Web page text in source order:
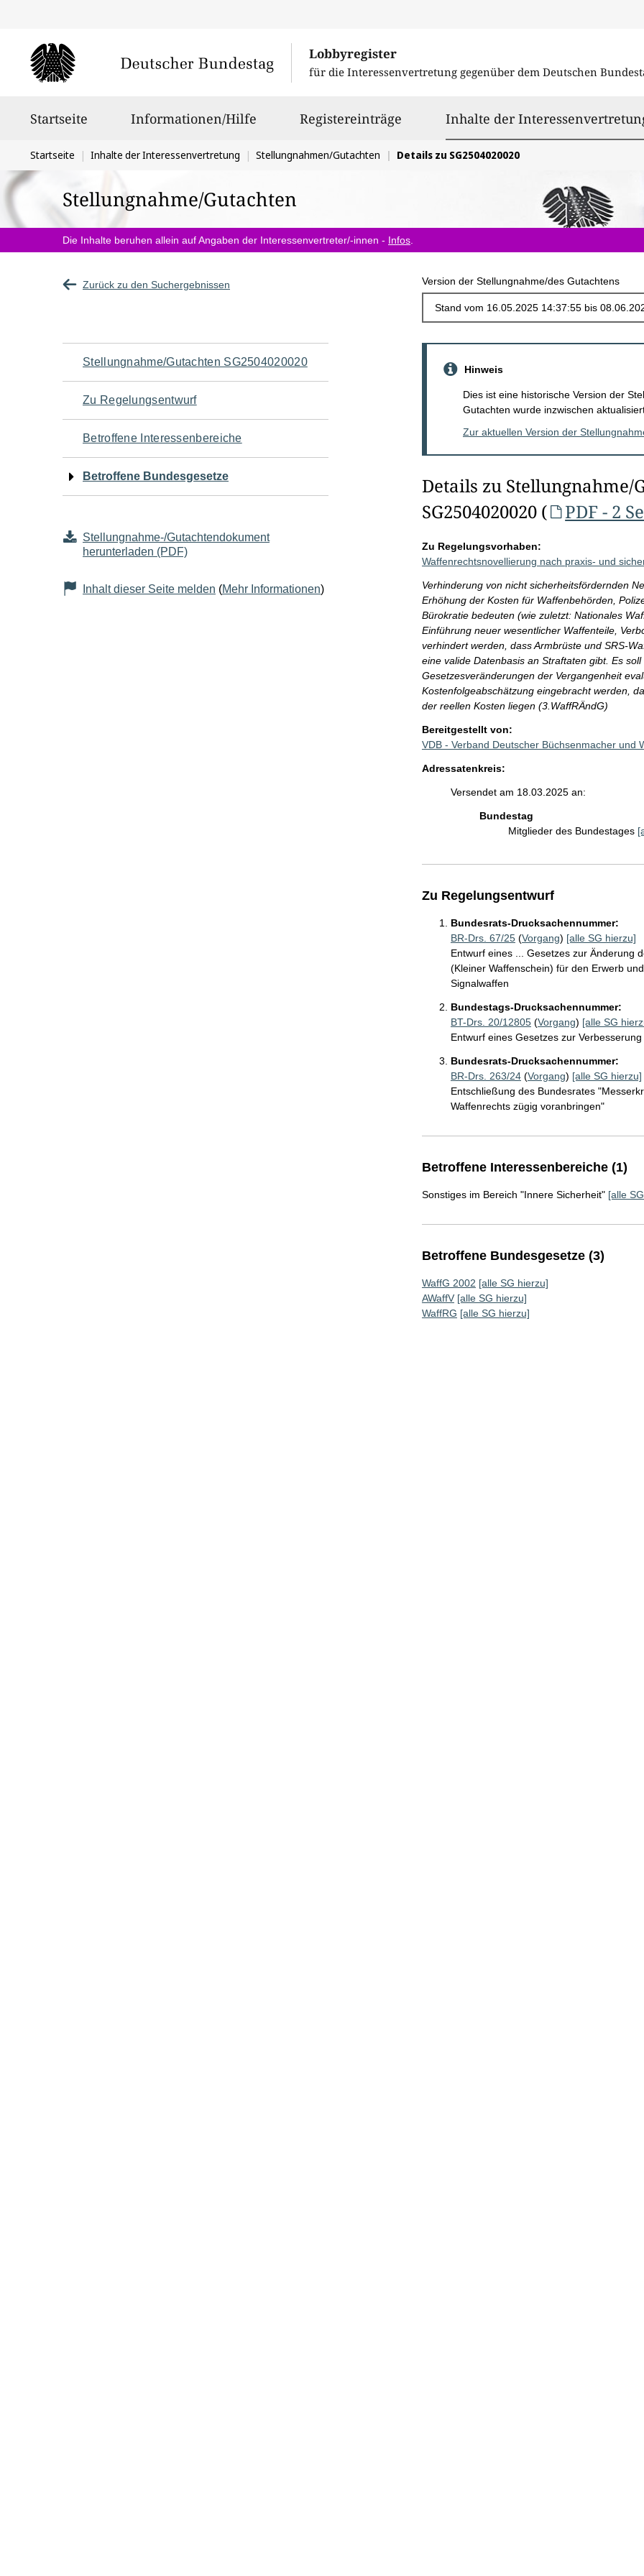
Lobbyregister
für die Interessenvertretung gegenüber dem Deutschen
Startseite Informationen/Hilfe Registereinträge Inhalte der
Sie
befinden
sich
hier:
Startseite Inhalte der Interessenvertretung Stellungnahmen/Gutachten Details zu SG2504020020
Stellungnahme/Gutachten
Die Inhalte beruhen allein auf Angaben der Interessenvertreter/-innen - Infos
Zurück zu den Suchergebnissen Version der Stellungnahme/des Gutachtens
Navigation
für
den
Seiteninhalt
Stellungnahme/Gutachten SG2504020020
Zu Regelungsentwurf
Betroffene Interessenbereiche
Betroffene Bundesgesetze
Stellungnahme-/Gutachtendokument
herunterladen (PDF)
Inhalt dieser Seite melden (Mehr Informationen)
Hinweis
Dies ist eine historische Version der
Gutachten wurde inzwischen
Zur aktuellen Version der
Details zu Stellungnahme/
SG2504020020 (
PDF - 2
Zu Regelungsvorhaben:
Waffenrechtsnovellierung nach praxis- und
Verhinderung von nicht sicherheitsfördernden
Erhöhung der Kosten für Waffenbehörden,
Bürokratie bedeuten (wie zuletzt: Nationales
Einführung neuer wesentlicher Waffenteile,
verhindert werden, dass Armbrüste und SRS-
eine valide Datenbasis an Straftaten gibt. Es
Gesetzesveränderungen der Vergangenheit
Kostenfolgeabschätzung eingebracht werden,
der reellen Kosten liegen (3.WaffRÄndG)
Bereitgestellt von:
VDB - Verband Deutscher Büchsenmacher und
Adressatenkreis:
Versendet am 18.03.2025 an:
Bundestag
Mitglieder des Bundestages
Zu Regelungsentwurf
Bundesrats-Drucksachennummer:
BR-Drs. 67/25(Vorgang) [alle SG hierzu]
Entwurf eines ... Gesetzes zur Änderung
(Kleiner Waffenschein) für den Erwerb
Signalwaffen
Bundestags-Drucksachennummer:
BT-Drs. 20/12805(Vorgang) [alle SG
Entwurf eines Gesetzes zur
Bundesrats-Drucksachennummer:
BR-Drs. 263/24(Vorgang) [alle SG hierzu]
Entschließung des Bundesrates
Waffenrechts zügig voranbringen"
Betroffene Interessenbereiche (1)
Sonstiges im Bereich "Innere Sicherheit" [alle
Betroffene Bundesgesetze (3)
WaffG 2002 [alle SG hierzu]
AWaffV [alle SG hierzu]
WaffRG [alle SG hierzu]